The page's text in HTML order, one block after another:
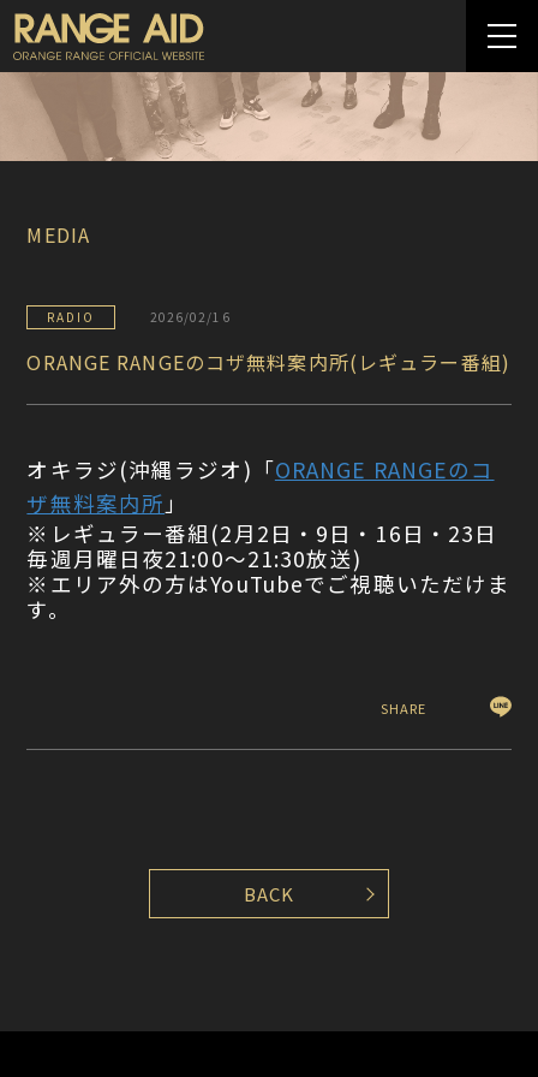
MEDIA
RADIO 2026/02/16
ORANGE RANGEのコザ無料案内所(レギュラー番組)
オキラジ(沖縄ラジオ)「ORANGE RANGEのコ
ザ無料案内所 」
※レギュラー番組(2月2日・9日・16日・23日
毎週月曜日夜21:00〜21:30放送)
※エリア外の方はYouTubeでご視聴いただけま
す。
SHARE
BACK